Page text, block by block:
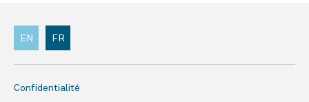
Confidentialité
EN FR